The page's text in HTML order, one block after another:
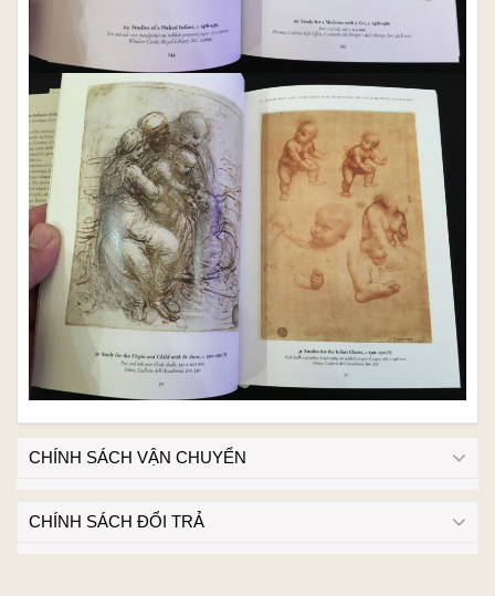
CHÍNH SÁCH VẬN CHUYỂN
CHÍNH SÁCH ĐỔI TRẢ